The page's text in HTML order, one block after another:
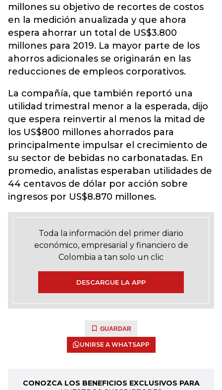
millones su objetivo de recortes de costos
en la medición anualizada y que ahora
espera ahorrar un total de US$3.800
millones para 2019. La mayor parte de los
ahorros adicionales se originarán en las
reducciones de empleos corporativos.
La compañía, que también reportó una
utilidad trimestral menor a la esperada, dijo
que espera reinvertir al menos la mitad de
los US$800 millones ahorrados para
principalmente impulsar el crecimiento de
su sector de bebidas no carbonatadas. En
promedio, analistas esperaban utilidades de
44 centavos de dólar por acción sobre
ingresos por US$8.870 millones.
Toda la información del primer diario
económico, empresarial y financiero de
Colombia a tan solo un clic
DESCARGUE LA APP
GUARDAR
UNIRSE A WHATSAPP
CONOZCA LOS BENEFICIOS EXCLUSIVOS PARA